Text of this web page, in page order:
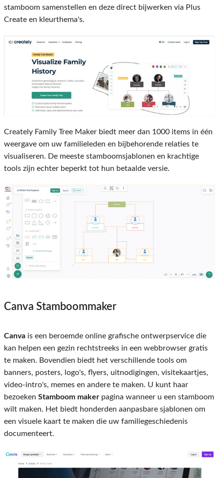
stamboom samenstellen en deze direct bijwerken via Plus
Create en kleurthema's.
Creately Family Tree Maker biedt meer dan 1000 items in één
weergave om uw familieleden en bijbehorende relaties te
visualiseren. De meeste stamboomsjablonen en krachtige
tools zijn echter beperkt tot hun betaalde versie.
Canva Stamboommaker
Canva is een beroemde online grafische ontwerpservice die
kan helpen een gezin rechtstreeks in een webbrowser gratis
te maken. Bovendien biedt het verschillende tools om
banners, posters, logo's, flyers, uitnodigingen, visitekaartjes,
video-intro's, memes en andere te maken. U kunt haar
bezoeken Stamboom maker pagina wanneer u een stamboom
wilt maken. Het biedt honderden aanpasbare sjablonen om
een ​​visuele kaart te maken die uw familiegeschiedenis
documenteert.